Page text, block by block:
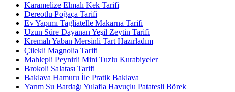
Karamelize Elmalı Kek Tarifi
Dereotlu Poğaça Tarifi
Ev Yapımı Tagliatelle Makarna Tarifi
Uzun Süre Dayanan Yeşil Zeytin Tarifi
Kremalı Yaban Mersinli Tart Hazırladım
Çilekli Magnolia Tarifi
Mahlepli Peynirli Mini Tuzlu Kurabiyeler
Brokoli Salatası Tarifi
Baklava Hamuru İle Pratik Baklava
Yarım Su Bardağı Yulafla Havuçlu Patatesli Börek